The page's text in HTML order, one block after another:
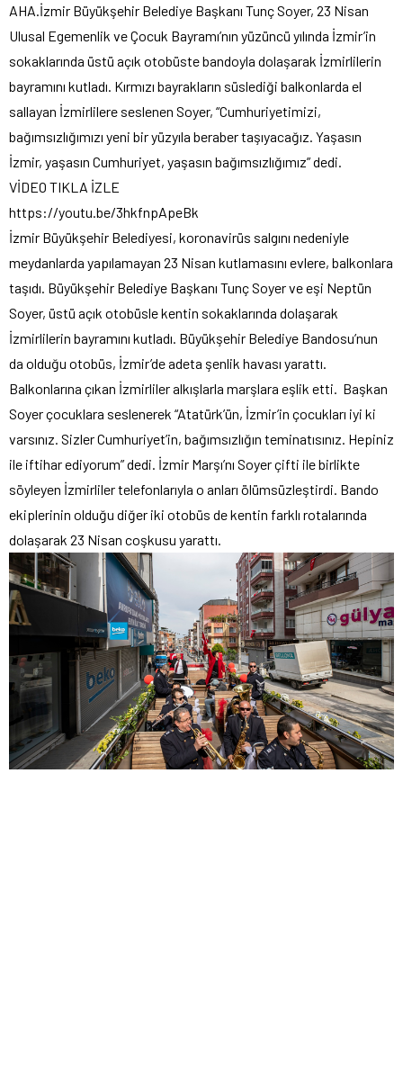
AHA.İzmir Büyükşehir Belediye Başkanı Tunç Soyer, 23 Nisan
Ulusal Egemenlik ve Çocuk Bayramı’nın yüzüncü yılında İzmir’in
sokaklarında üstü açık otobüste bandoyla dolaşarak İzmirlilerin
bayramını kutladı. Kırmızı bayrakların süslediği balkonlarda el
sallayan İzmirlilere seslenen Soyer, “Cumhuriyetimizi,
bağımsızlığımızı yeni bir yüzyıla beraber taşıyacağız. Yaşasın
İzmir, yaşasın Cumhuriyet, yaşasın bağımsızlığımız” dedi.
VİDEO TIKLA İZLE
https://youtu.be/3hkfnpApeBk
İzmir Büyükşehir Belediyesi, koronavirüs salgını nedeniyle
meydanlarda yapılamayan 23 Nisan kutlamasını evlere, balkonlara
taşıdı. Büyükşehir Belediye Başkanı Tunç Soyer ve eşi Neptün
Soyer, üstü açık otobüsle kentin sokaklarında dolaşarak
İzmirlilerin bayramını kutladı. Büyükşehir Belediye Bandosu’nun
da olduğu otobüs, İzmir’de adeta şenlik havası yarattı.
Balkonlarına çıkan İzmirliler alkışlarla marşlara eşlik etti. Başkan
Soyer çocuklara seslenerek “Atatürk’ün, İzmir’in çocukları iyi ki
varsınız. Sizler Cumhuriyet’in, bağımsızlığın teminatısınız. Hepiniz
ile iftihar ediyorum” dedi. İzmir Marşı’nı Soyer çifti ile birlikte
söyleyen İzmirliler telefonlarıyla o anları ölümsüzleştirdi. Bando
ekiplerinin olduğu diğer iki otobüs de kentin farklı rotalarında
dolaşarak 23 Nisan coşkusu yarattı.